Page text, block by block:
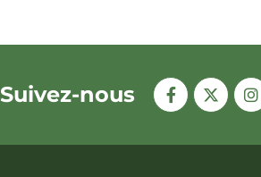
Suivez-nous